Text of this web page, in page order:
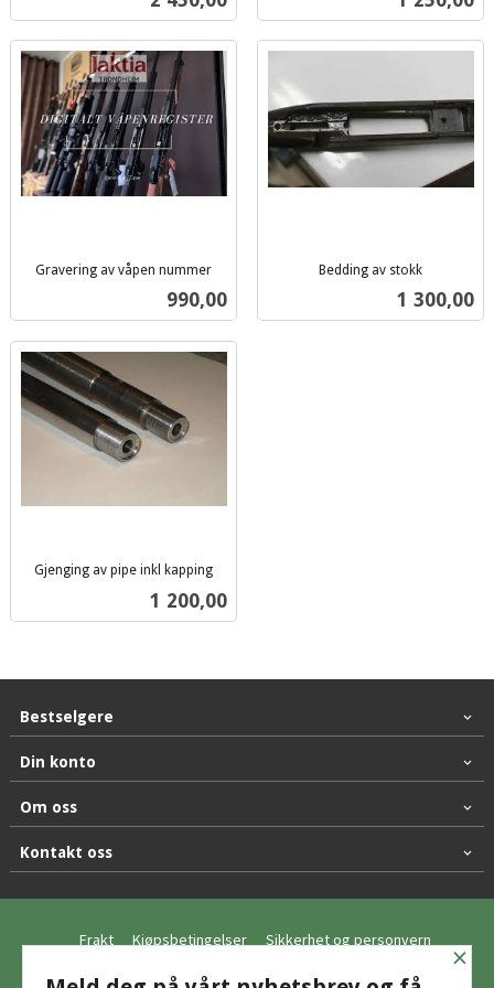
Gravering av våpen nummer
Pris
990,00
Bedding av stokk
Pris
1 300,00
Gjenging av pipe inkl kapping
Pris
1 200,00
Bestselgere
Din konto
Om oss
Kontakt oss
Frakt Kjøpsbetingelser Sikkerhet og personvern
Nyhetsbrev
×